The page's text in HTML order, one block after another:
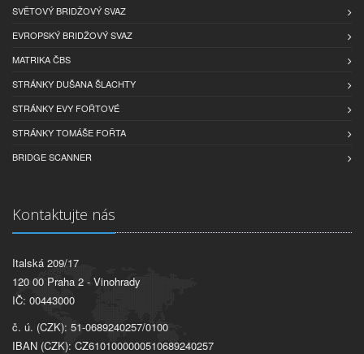
SVĚTOVÝ BRIDŽOVÝ SVAZ
EVROPSKÝ BRIDŽOVÝ SVAZ
MATRIKA ČBS
STRÁNKY DUŠANA ŠLACHTY
STRÁNKY EVY FOŘTOVÉ
STRÁNKY TOMÁŠE FOŘTA
BRIDGE SCANNER
Kontaktujte nás
Italská 209/17
120 00 Praha 2 - Vinohrady
IČ: 00443000
č. ú. (CZK): 51-0689240257/0100
IBAN (CZK): CZ6101000000510689240257